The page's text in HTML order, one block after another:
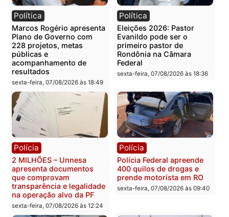
Você também vai querer ler...
Política
Marcos Rogério apresenta
Plano de Governo com
228 projetos, metas
públicas e
acompanhamento de
resultados
sexta-feira, 07/08/2026 às 18:49
Política
Eleições 2026: Pastor
Evanildo pode ser o
primeiro pastor de
Rondônia na Câmara
Federal
sexta-feira, 07/08/2026 às